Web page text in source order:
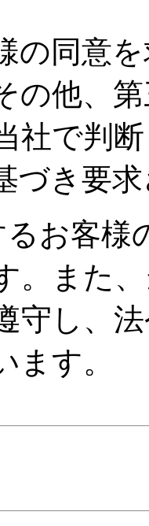
の同意
の他、
社で判
づき要
お客様
。また
守し、
ます。